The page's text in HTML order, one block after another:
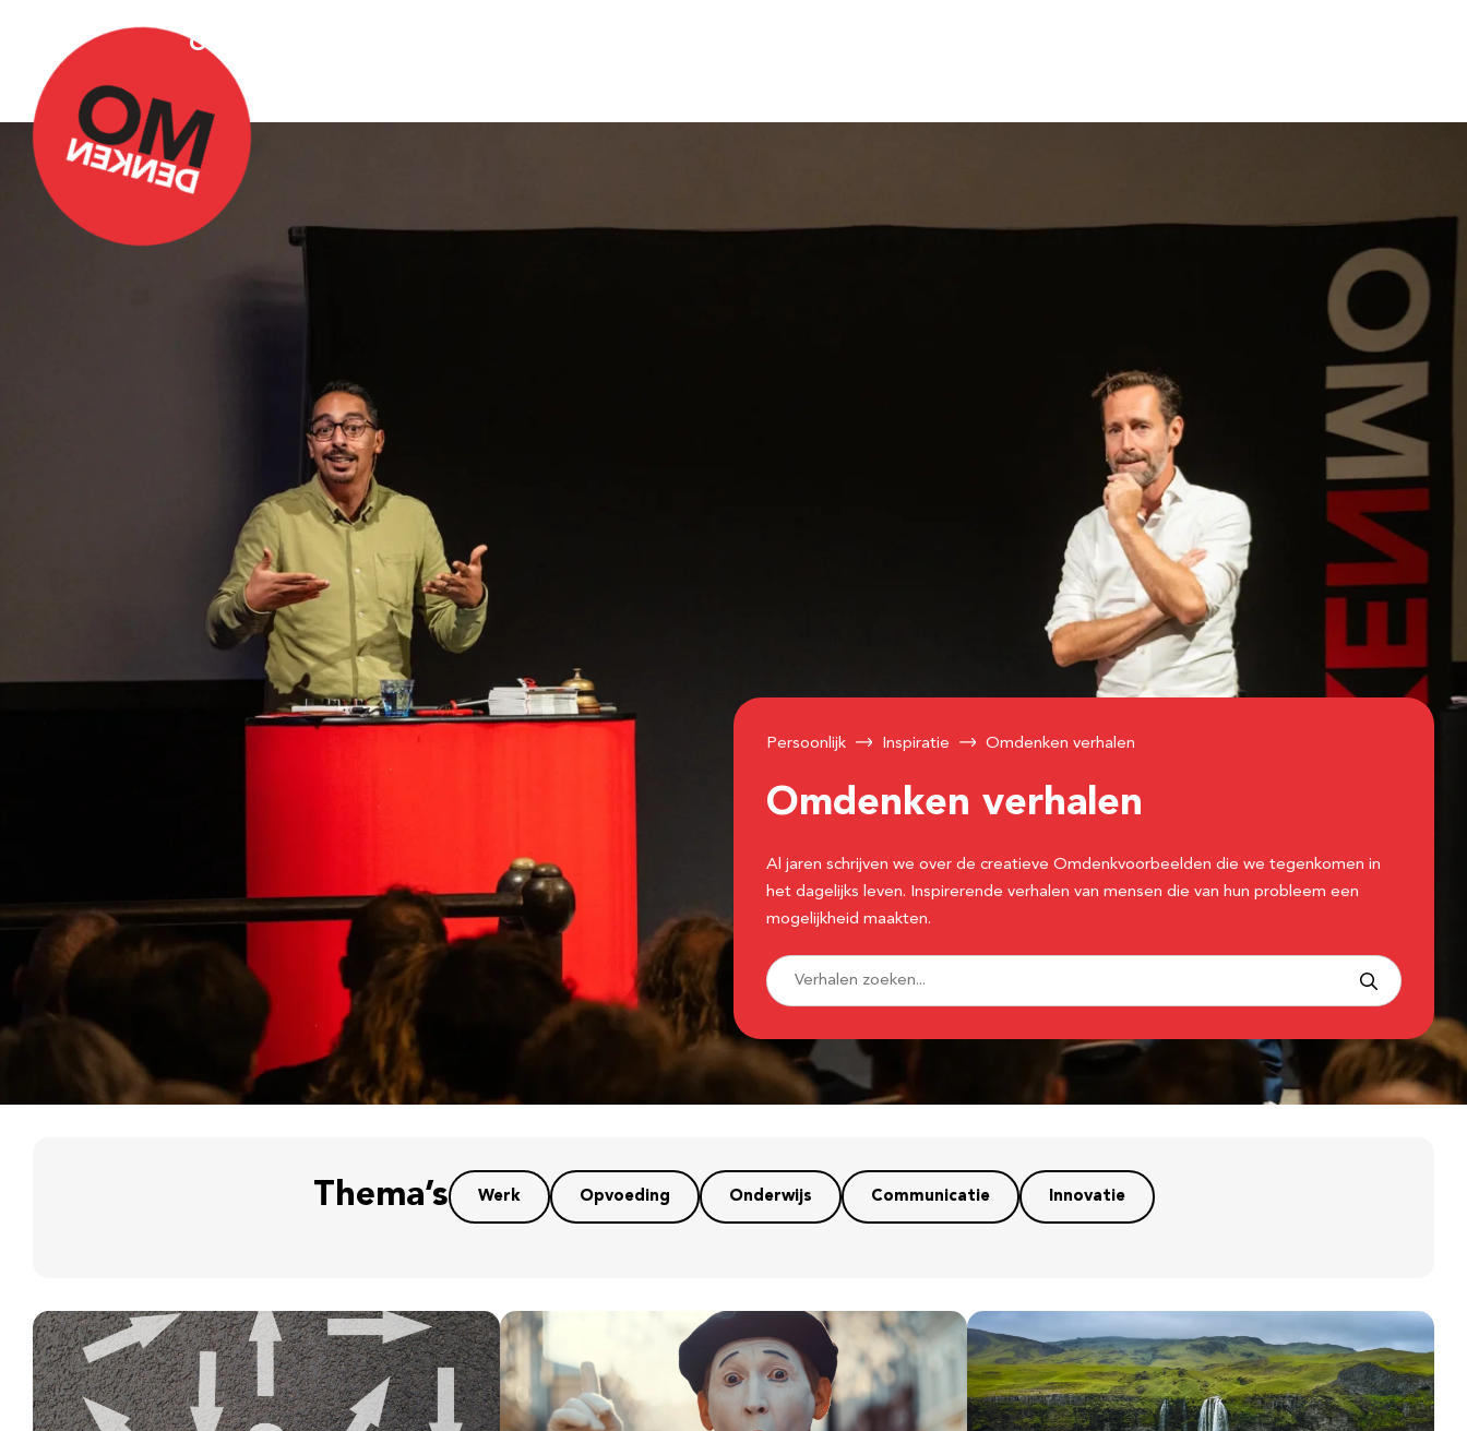
Over Omdenken
Persoonlijk Inspiratie Omdenken verhalen
Omdenken verhalen
Al jaren schrijven we over de creatieve Omdenkvoorbeelden die we tegenkomen in
het dagelijks leven. Inspirerende verhalen van mensen die van hun probleem een
mogelijkheid maakten.
Thema’s Werk Opvoeding Onderwijs Communicatie Innovatie